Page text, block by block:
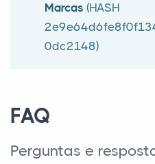
Marcas (HASH
0dc2148)
FAQ
Perguntas e